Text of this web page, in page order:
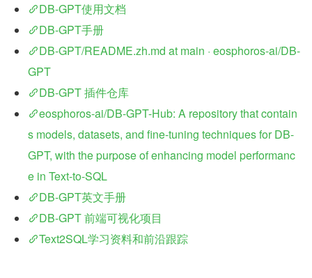
DB-GPT使用文档
DB-GPT手册
DB-GPT/README.zh.md at main · eosphoros-ai/DB-
GPT
DB-GPT 插件仓库
eosphoros-ai/DB-GPT-Hub: A repository that contain
s models, datasets, and fine-tuning techniques for DB-
GPT, with the purpose of enhancing model performanc
e in Text-to-SQL
DB-GPT英文手册
DB-GPT 前端可视化项目
Text2SQL学习资料和前沿跟踪